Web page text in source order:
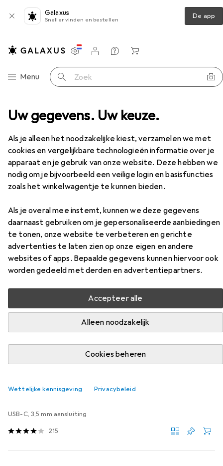
Uw gegevens. Uw keuze.
Als je alleen het noodzakelijke kiest, verzamelen we met
cookies en vergelijkbare technologieën informatie over je
apparaat en je gebruik van onze website. Deze hebben we
nodig om je bijvoorbeeld een veilige login en basisfuncties
zoals het winkelwagentje te kunnen bieden.
Als je overal mee instemt, kunnen we deze gegevens
daarnaast gebruiken om je gepersonaliseerde aanbiedingen
te tonen, onze website te verbeteren en gerichte
advertenties te laten zien op onze eigen en andere
websites of apps. Bepaalde gegevens kunnen hiervoor ook
worden gedeeld met derden en advertentiepartners.
Accepteer alle
Alleen noodzakelijk
Cookies beheren
Wettelijke kennisgeving Privacybeleid
Galaxus
Sneller vinden en bestellen De app
Categorie navigatie
Menu Zoek op
Instellingen
Klantenaccount
Produktvergelijking
Verlanglijstje
Winkelmandje
+ Headset Koptelefoon Muse M-276 BT
EUR
38,15
MuseM-276 BT
10 h, Draadloze
Accessoires voor Muse M-276 BT
Vind bijpassende accessoires voor de Muse M-276 BT uit
de categorie Adapter voor mobiel apparaat.
Productlijst
UgreenUSB-C naar 3,5mm Jack Adapter met
USB-C, 3,5 mm aansluiting
215